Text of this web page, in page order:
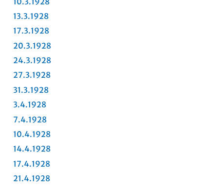
13.3.1928
17.3.1928
20.3.1928
24.3.1928
27.3.1928
31.3.1928
3.4.1928
7.4.1928
10.4.1928
14.4.1928
17.4.1928
21.4.1928